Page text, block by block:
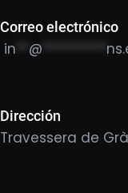
Correo electrónico
in @ **********
Dirección
Travessera de